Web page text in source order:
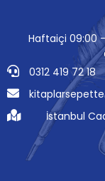
Haftaiçi 09:00
0312 419 72 18
İstanbul